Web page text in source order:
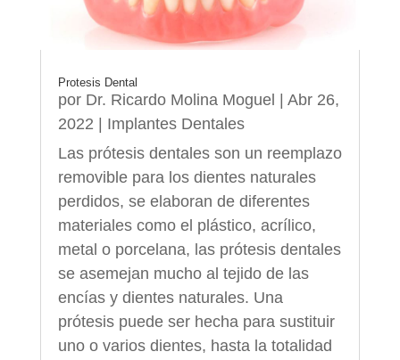
Protesis Dental
por Dr. Ricardo Molina Moguel
Abr 26,
2022
Implantes Dentales
Las prótesis dentales son un reemplazo
removible para los dientes naturales
perdidos, se elaboran de diferentes
materiales como el plástico, acrílico,
metal o porcelana, las prótesis dentales
se asemejan mucho al tejido de las
encías y dientes naturales. Una
prótesis puede ser hecha para sustituir
uno o varios dientes, hasta la totalidad